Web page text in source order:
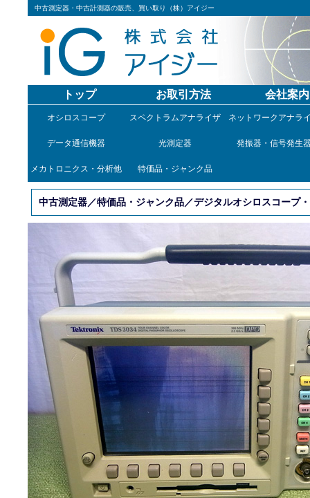
中古測定器・中古計測器の販売、買い取り（株）アイジー
トップ お取引方法 会社案内
オシロスコープ スペクトラムアナライザ ネットワークアナラ
データ通信機器 光測定器 発振器・信号発生
メカトロニクス・分析他 特価品・ジャンク品
中古測定器／特価品・ジャンク品／デジタルオシロスコープ